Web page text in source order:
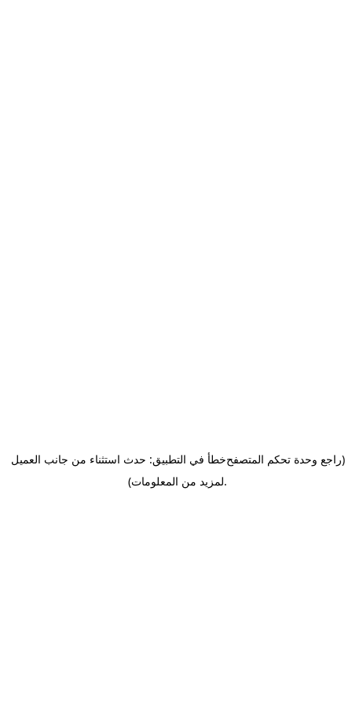
خطأ في التطبيق: حدث استثناء من جانب العميل(راجع وحدة تحكم المتصفح
لمزيد من المعلومات).